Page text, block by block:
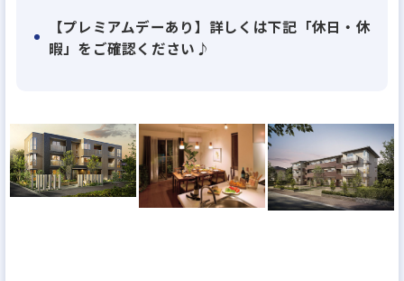
当社は完全週休2日制で、年間休日は123日。
趣味の時間、家族との時間も充実できる環境です。
方に支給する住宅手当など、充実した福利厚生をご
用意しています。
【プレミアムデーあり】詳しくは下記「休日・休
暇」をご確認ください♪